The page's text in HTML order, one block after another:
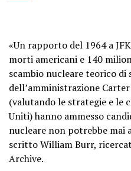
«Un rapporto del 1964 a
morti americani e 140
scambio nucleare teorico
dell’amministrazione
(valutando le strategie e le
Uniti) hanno ammesso
nucleare non potrebbe mai
scritto William Burr,
Archive.